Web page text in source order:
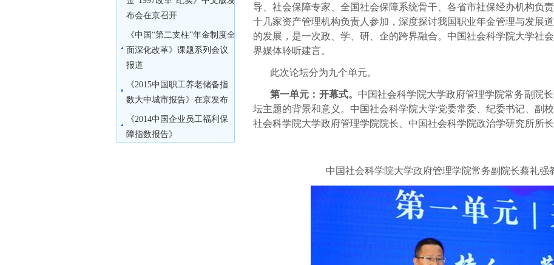
布会在京召开
《中国“第二支柱”年金制度全
面深化改革》课题系列会议
报道
《2015中国职工养老储备指
数大中城市报告》在京发布
《2014中国企业员工福利保
障指数报告》
导、社会保障专家、全国社会保障系统骨干、各省市社保经办机构负
十几家资产管理机构负责人参加，深度探讨我国职业年金管理与发展
的发展，是一次政、学、研、企的跨界融合。中国社会科学院大学社
界媒体聆听建言。
此次论坛分为九个单元。
第一单元：开幕式。 中国社会科学院大学政府管理学院常务副院
坛主题的背景和意义。中国社会科学院大学党委常委、纪委书记、副
社会科学院大学政府管理学院院长、中国社会科学院政治学研究所所
中国社会科学院大学政府管理学院常务副院长蔡礼强